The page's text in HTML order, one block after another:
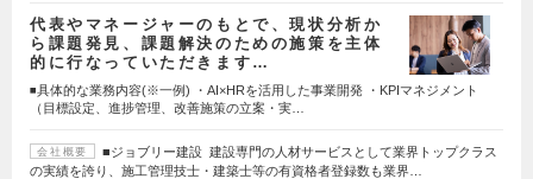
代表やマネージャーのもとで、現状分析か
ら課題発見、課題解決のための施策を主体
的に行なっていただきます…
◾️具体的な業務内容(※一例) ・AI×HRを活用した事業開発 ・KPIマネジメント
（目標設定、進捗管理、改善施策の立案・実…
会社概要
■ジョブリー建設 建設専門の人材サービスとして業界トップクラス
の実績を誇り、施工管理技士・建築士等の有資格者登録数も業界…